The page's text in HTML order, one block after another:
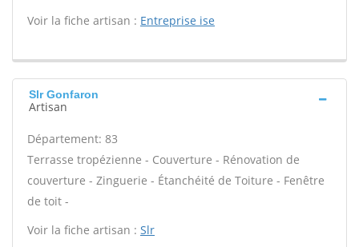
Voir la fiche artisan : Entreprise ise
Slr Gonfaron
Artisan
Département: 83
Terrasse tropézienne - Couverture - Rénovation de
couverture - Zinguerie - Étanchéité de Toiture - Fenêtre
de toit -
Voir la fiche artisan : Slr